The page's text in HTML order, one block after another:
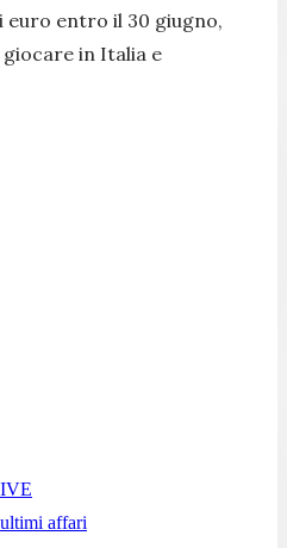
euro entro il 30 giugno,
in Italia e
affari